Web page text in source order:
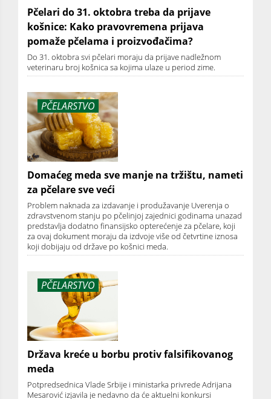
Pčelari do 31. oktobra treba da prijave
košnice: Kako pravovremena prijava
pomaže pčelama i proizvođačima?
Do 31. oktobra svi pčelari moraju da prijave nadležnom
veterinaru broj košnica sa kojima ulaze u period zime.
PČELARSTVO
Domaćeg meda sve manje na tržištu, nameti
za pčelare sve veći
Problem naknada za izdavanje i produžavanje Uverenja o
zdravstvenom stanju po pčelinjoj zajednici godinama unazad
predstavlja dodatno finansijsko opterećenje za pčelare, koji
za ovaj dokument moraju da izdvoje više od četvrtine iznosa
koji dobijaju od države po košnici meda.
PČELARSTVO
Država kreće u borbu protiv falsifikovanog
meda
Potpredsednica Vlade Srbije i ministarka privrede Adrijana
Mesarović izjavila je nedavno da će aktuelni konkursi